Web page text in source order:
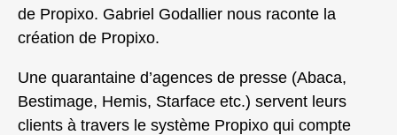
de Propixo. Gabriel Godallier nous raconte la
création de Propixo.
Une quarantaine d’agences de presse (Abaca,
Bestimage, Hemis, Starface etc.) servent leurs
clients à travers le système Propixo qui compte